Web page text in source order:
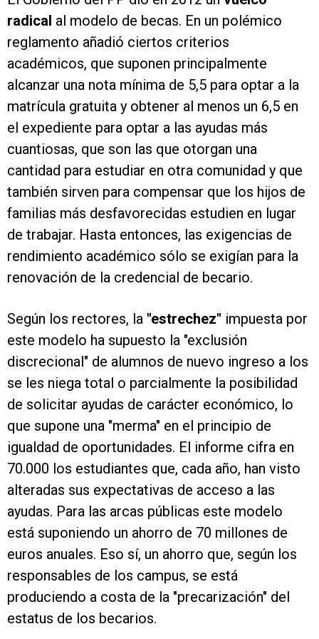
radical al modelo de becas. En un polémico
reglamento añadió ciertos criterios
académicos, que suponen principalmente
alcanzar una nota mínima de 5,5 para optar a la
matrícula gratuita y obtener al menos un 6,5 en
el expediente para optar a las ayudas más
cuantiosas, que son las que otorgan una
cantidad para estudiar en otra comunidad y que
también sirven para compensar que los hijos de
familias más desfavorecidas estudien en lugar
de trabajar. Hasta entonces, las exigencias de
rendimiento académico sólo se exigían para la
renovación de la credencial de becario.
Según los rectores, la "estrechez" impuesta por
este modelo ha supuesto la "exclusión
discrecional" de alumnos de nuevo ingreso a los
se les niega total o parcialmente la posibilidad
de solicitar ayudas de carácter económico, lo
que supone una "merma" en el principio de
igualdad de oportunidades. El informe cifra en
70.000 los estudiantes que, cada año, han visto
alteradas sus expectativas de acceso a las
ayudas. Para las arcas públicas este modelo
está suponiendo un ahorro de 70 millones de
euros anuales. Eso sí, un ahorro que, según los
responsables de los campus, se está
produciendo a costa de la "precarización" del
estatus de los becarios.